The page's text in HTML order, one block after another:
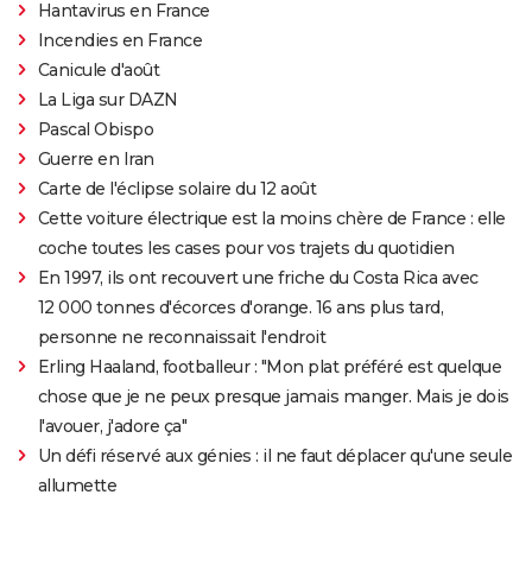
Hantavirus en France
Incendies en France
Canicule d'août
La Liga sur DAZN
Pascal Obispo
Guerre en Iran
Carte de l'éclipse solaire du 12 août
Cette voiture électrique est la moins chère de France : elle
coche toutes les cases pour vos trajets du quotidien
En 1997, ils ont recouvert une friche du Costa Rica avec
12 000 tonnes d'écorces d'orange. 16 ans plus tard,
personne ne reconnaissait l'endroit
Erling Haaland, footballeur : "Mon plat préféré est quelque
chose que je ne peux presque jamais manger. Mais je dois
l'avouer, j'adore ça"
Un défi réservé aux génies : il ne faut déplacer qu'une seule
allumette